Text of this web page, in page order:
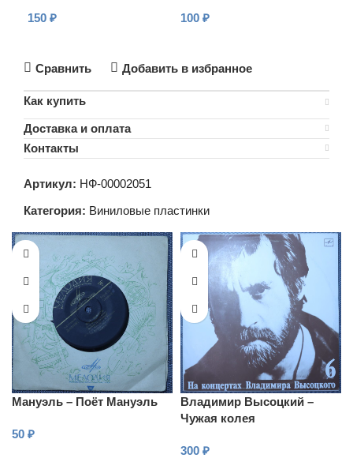
150 ₽ 100 ₽
Сравнить Добавить в избранное
Как купить
Доставка и оплата
Контакты
Артикул: НФ-00002051
Категория: Виниловые пластинки
Мануэль – Поёт Мануэль
50 ₽
Владимир Высоцкий –
Чужая колея
300 ₽